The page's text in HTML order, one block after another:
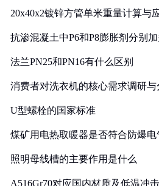
20x40x2镀锌方管单米重量计算与
抗渗混凝土中P6和P8膨胀剂分别
法兰PN25和PN16有什么区别
消费者对洗衣机的核心需求调研与
U型螺栓的国家标准
煤矿用电热取暖器是否符合防爆
照明母线槽的主要作用是什么
A516Gr70对应国内材质及低温冲